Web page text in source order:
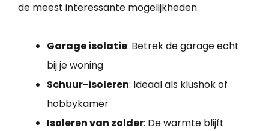
de meest interessante mogelijkheden.
Garage isolatie: Betrek de garage echt
bij je woning
Schuur-isoleren: Ideaal als klushok of
hobbykamer
Isoleren van zolder: De warmte blijft